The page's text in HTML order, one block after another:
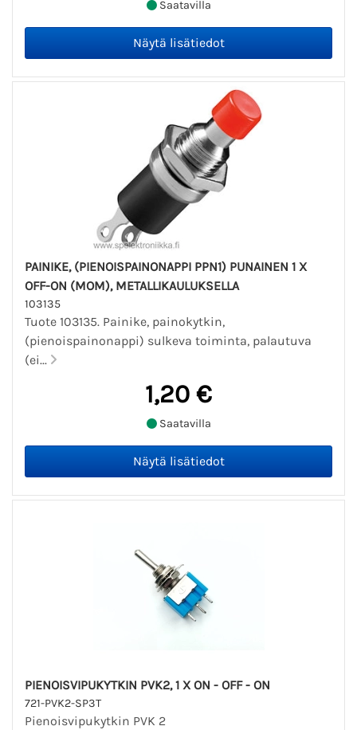
Saatavilla
PAINIKE, (PIENOISPAINONAPPI PPN1) PUNAINEN 1 X
OFF-ON (MOM), METALLIKAULUKSELLA
103135
Tuote 103135. Painike, painokytkin,
(pienoispainonappi) sulkeva toiminta, palautuva
(ei...
1,20 €
Saatavilla
PIENOISVIPUKYTKIN PVK2, 1 X ON - OFF - ON
721-PVK2-SP3T
Pienoisvipukytkin PVK 2